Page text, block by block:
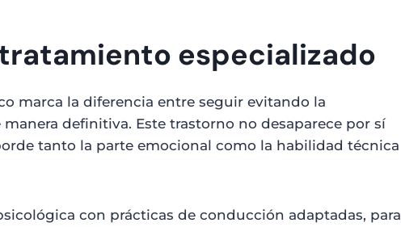
especializado
marca la diferencia entre seguir evitando la
definitiva. Este trastorno no desaparece por sí
tanto la parte emocional como la habilidad técnica
con prácticas de conducción adaptadas, para